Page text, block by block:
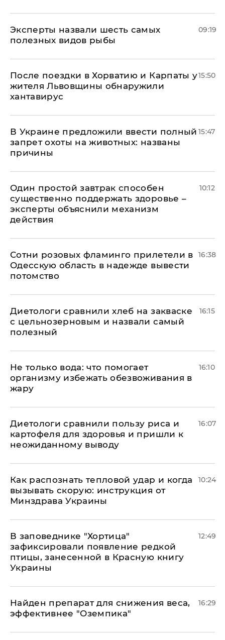
Эксперты назвали шесть самых
полезных видов рыбы
09:19
После поездки в Хорватию и Карпаты у
жителя Львовщины обнаружили
хантавирус
15:50
В Украине предложили ввести полный
запрет охоты на животных: названы
причины
15:47
Один простой завтрак способен
существенно поддержать здоровье –
эксперты объяснили механизм
действия
10:12
Сотни розовых фламинго прилетели в
Одесскую область в надежде вывести
потомство
16:38
Диетологи сравнили хлеб на закваске
с цельнозерновым и назвали самый
полезный
16:15
Не только вода: что помогает
организму избежать обезвоживания в
жару
16:10
Диетологи сравнили пользу риса и
картофеля для здоровья и пришли к
неожиданному выводу
16:07
Как распознать тепловой удар и когда
вызывать скорую: инструкция от
Минздрава Украины
10:24
В заповеднике "Хортица"
зафиксировали появление редкой
птицы, занесенной в Красную книгу
Украины
12:49
Найден препарат для снижения веса,
эффективнее "Оземпика"
16:29